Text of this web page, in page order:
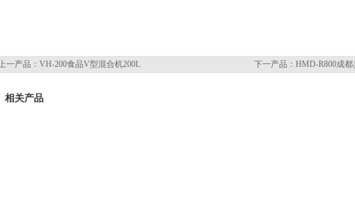
一产品： VH-200食品V型混合机200L 下一产品： HMD-R800成
相关产品